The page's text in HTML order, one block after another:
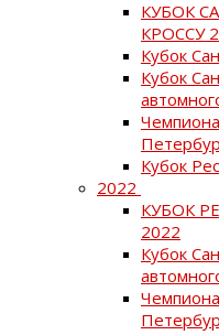
КУБОК
КРОССУ
Кубок
Кубок
Кубок
2022
КУБОК
2022
Кубок